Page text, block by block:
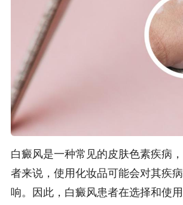
白癜风是一种常见的皮肤色素疾病
者来说，使用化妆品可能会对其疾
响。因此，白癜风患者在选择和使